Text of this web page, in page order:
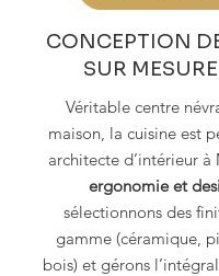
CONCEPTION
SUR
Véritable centre
maison, la cuisine est
architecte d’intérieur à
ergonomie et
sélectionnons des
gamme (céramique,
bois) et gérons